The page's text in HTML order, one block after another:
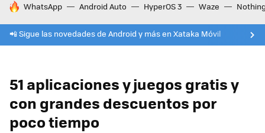
HOY SE HABLA DE
WhatsApp Android Auto HyperOS 3 Waze
📲 Sigue las novedades de Android y más en Xataka Móvil
51 aplicaciones y juegos gratis y
con grandes descuentos por
poco tiempo